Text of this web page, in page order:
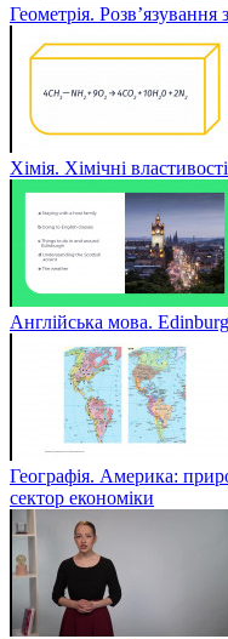
Геометрія. Розв’язування
Хімія. Хімічні
Англійська мова.
Географія. Америка:
сектор економіки